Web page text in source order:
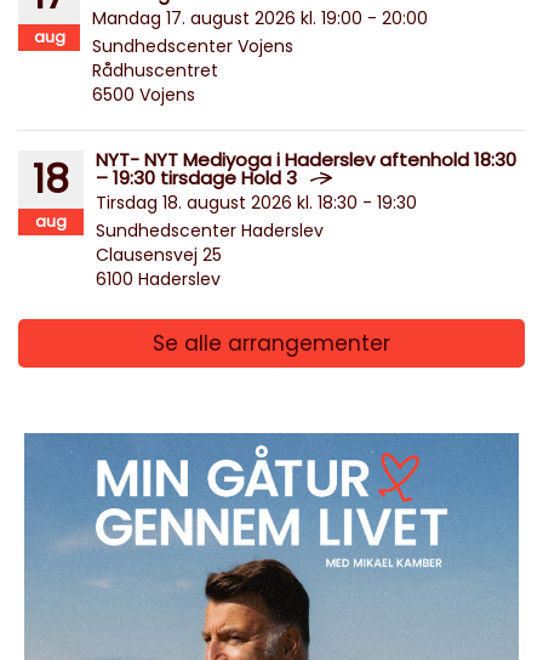
aug
Mandag 17. august 2026 kl. 19:00 - 20:00
Sundhedscenter Vojens
Rådhuscentret
6500 Vojens
18
aug
NYT- NYT Mediyoga i Haderslev aftenhold 18:30
– 19:30 tirsdage Hold 3
Tirsdag 18. august 2026 kl. 18:30 - 19:30
Sundhedscenter Haderslev
Clausensvej 25
6100 Haderslev
Se alle arrangementer